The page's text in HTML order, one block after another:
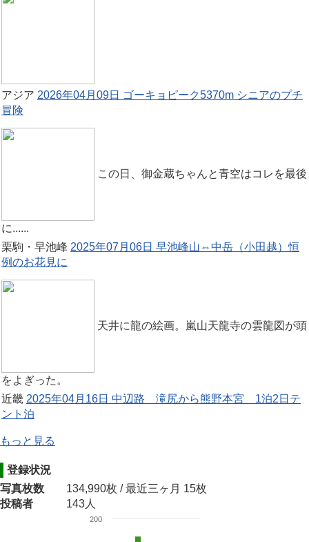
アジア 2026年04月09日 ゴーキョピーク5370m シニアのプチ
冒険
この日、御金蔵ちゃんと青空はコレを最後
に......
栗駒・早池峰 2025年07月06日 早池峰山⇔中岳（小田越）恒
例のお花見に
天井に龍の絵画。嵐山天龍寺の雲龍図が頭
をよぎった。
近畿 2025年04月16日 中辺路 滝尻から熊野本宮 1泊2日テ
ント泊
もっと見る
登録状況
写真枚数
134,990枚 / 最近三ヶ月 15枚
投稿者
143人
200